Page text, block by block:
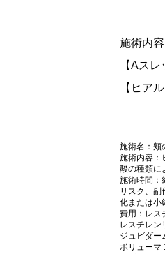
施術内容
【Aスレ
【ヒア
施術名：頬
施術内容：
酸の種類に
施術時間：
リスク、
化または小
費用：レス
レスチレ
ジュビダー
ボリューマ